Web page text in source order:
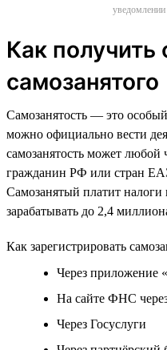
Как получить
самозанятого
Самозанятость — это
можно официально вести
самозанятость может
гражданин РФ или стран
Самозанятый платит
зарабатывать до 2,4
Как зарегистрировать
Через приложение
На сайте ФНС
Через Госуслуги